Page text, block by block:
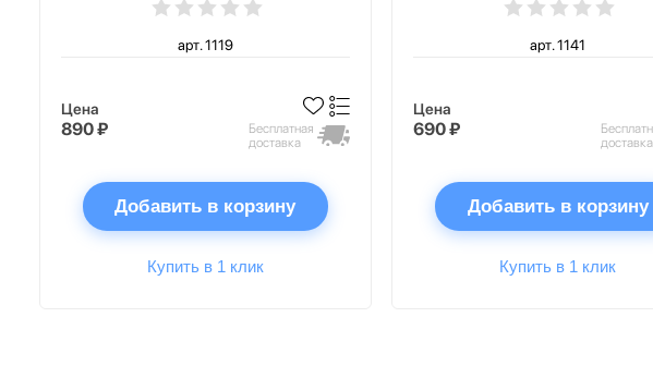
арт. 1119
Цена
890 ₽
Бесплатная
доставка
Добавить в корзину
Купить в 1 клик
арт. 1141
Цена
690 ₽
доставка
Добавить в корзину
Купить в 1 клик